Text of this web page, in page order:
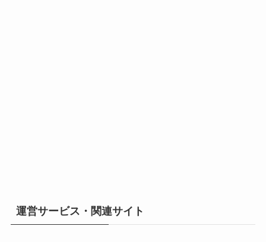
運営サービス・関連サイト